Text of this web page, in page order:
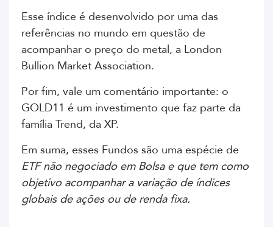
Esse índice é desenvolvido por uma das
referências no mundo em questão de
acompanhar o preço do metal, a London
Bullion Market Association.
Por fim, vale um comentário importante: o
GOLD11 é um investimento que faz parte da
família Trend, da XP.
Em suma, esses Fundos são uma espécie de
ETF não negociado em Bolsa e que tem como
objetivo acompanhar a variação de índices
globais de ações ou de renda fixa.